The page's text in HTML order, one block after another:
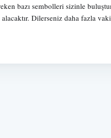
bazı sembolleri sizinle
Dilerseniz daha fazla